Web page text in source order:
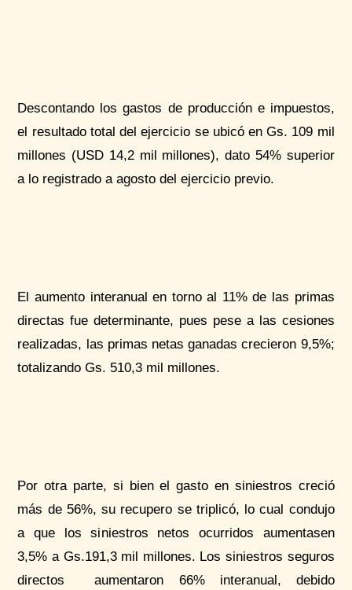
Descontando los gastos de producción e impuestos,
el resultado total del ejercicio se ubicó en Gs. 109 mil
millones (USD 14,2 mil millones), dato 54% superior
a lo registrado a agosto del ejercicio previo.
El aumento interanual en torno al 11% de las primas
directas fue determinante, pues pese a las cesiones
realizadas, las primas netas ganadas crecieron 9,5%;
totalizando Gs. 510,3 mil millones.
Por otra parte, si bien el gasto en siniestros creció
más de 56%, su recupero se triplicó, lo cual condujo
a que los siniestros netos ocurridos aumentasen
3,5% a Gs.191,3 mil millones. Los siniestros seguros
directos aumentaron 66% interanual, debido